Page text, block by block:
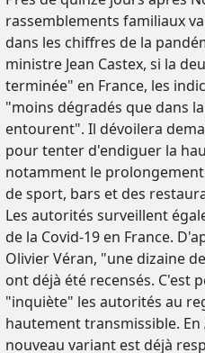
rassemblements familiaux
dans les chiffres de la
ministre Jean Castex, si la
terminée" en France, les
"moins dégradés que dans
entourent". Il dévoilera
pour tenter d'endiguer la
notamment le
de sport, bars et des
Les autorités surveillent
de la Covid-19 en France.
Olivier Véran, "une dizaine
ont déjà été recensés. C'est
"inquiète" les autorités au
hautement transmissible.
nouveau variant est déjà